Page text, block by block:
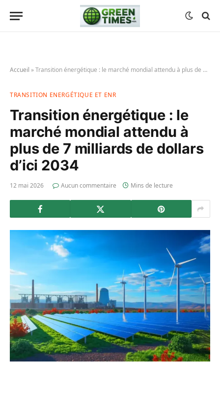
Accueil »Transition énergétique : le marché mondial attendu à plus de 7 milliards de dollars d’ici 2034
TRANSITION ENERGÉTIQUE ET ENR
Transition énergétique : le
marché mondial attendu à
plus de 7 milliards de dollars
d’ici 2034
12 mai 2026 Aucun commentaire Mins de lecture